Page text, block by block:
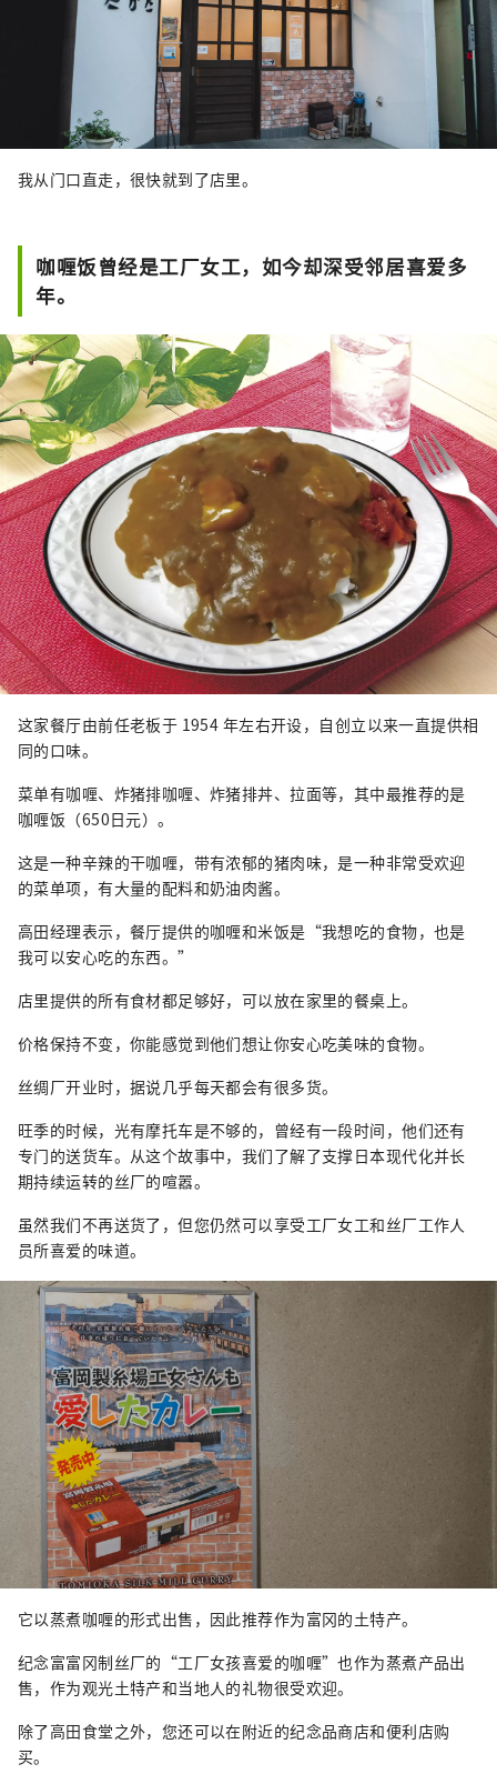
我从门口直走，很快就到了店里。
咖喱饭曾经是工厂女工，如今却深受邻居喜爱多
年。
这家餐厅由前任老板于 1954 年左右开设，自创立以来一直提供相
同的口味。
菜单有咖喱、炸猪排咖喱、炸猪排丼、拉面等，其中最推荐的是
咖喱饭（650日元）。
这是一种辛辣的干咖喱，带有浓郁的猪肉味，是一种非常受欢迎
的菜单项，有大量的配料和奶油肉酱。
高田经理表示，餐厅提供的咖喱和米饭是“我想吃的食物，也是
我可以安心吃的东西。”
店里提供的所有食材都足够好，可以放在家里的餐桌上。
价格保持不变，你能感觉到他们想让你安心吃美味的食物。
丝绸厂开业时，据说几乎每天都会有很多货。
旺季的时候，光有摩托车是不够的，曾经有一段时间，他们还有
专门的送货车。从这个故事中，我们了解了支撑日本现代化并长
期持续运转的丝厂的喧嚣。
虽然我们不再送货了，但您仍然可以享受工厂女工和丝厂工作人
员所喜爱的味道。
它以蒸煮咖喱的形式出售，因此推荐作为富冈的土特产。
纪念富富冈制丝厂的“工厂女孩喜爱的咖喱”也作为蒸煮产品出
售，作为观光土特产和当地人的礼物很受欢迎。
除了高田食堂之外，您还可以在附近的纪念品商店和便利店购
买。